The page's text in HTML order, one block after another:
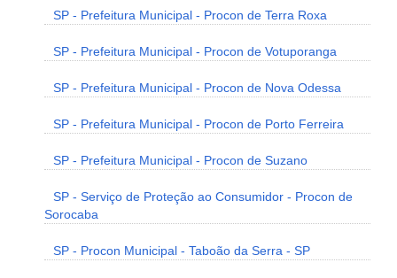
SP - Prefeitura Municipal - Procon de Terra Roxa
SP - Prefeitura Municipal - Procon de Votuporanga
SP - Prefeitura Municipal - Procon de Nova Odessa
SP - Prefeitura Municipal - Procon de Porto Ferreira
SP - Prefeitura Municipal - Procon de Suzano
SP - Serviço de Proteção ao Consumidor - Procon de
Sorocaba
SP - Procon Municipal - Taboão da Serra - SP